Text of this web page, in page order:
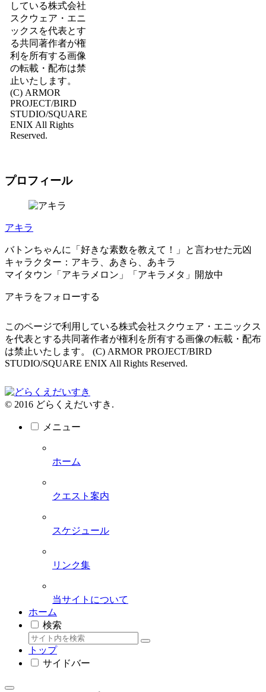
している株式会社
スクウェア・エニ
ックスを代表とす
る共同著作者が権
利を所有する画像
の転載・配布は禁
止いたします。
(C) ARMOR
PROJECT/BIRD
STUDIO/SQUARE
ENIX All Rights
Reserved.
プロフィール
アキラ
バトンちゃんに「好きな素数を教えて！」と言わせた元凶
キャラクター：アキラ、あきら、あキラ
マイタウン「アキラメロン」「アキラメタ」開放中
アキラをフォローする
このページで利用している株式会社スクウェア・エニックス
を代表とする共同著作者が権利を所有する画像の転載・配布
は禁止いたします。 (C) ARMOR PROJECT/BIRD
STUDIO/SQUARE ENIX All Rights Reserved.
© 2016 どらくえだいすき.
メニュー
ホーム
クエスト案内
スケジュール
リンク集
当サイトについて
ホーム
検索
トップ
サイドバー